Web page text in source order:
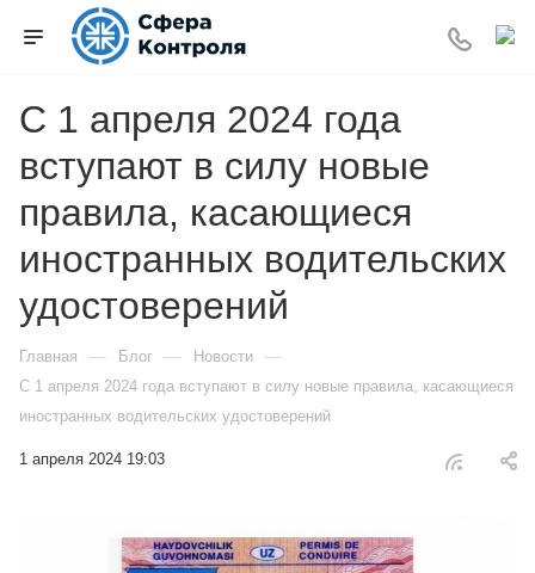
С 1 апреля 2024 года
вступают в силу новые
правила, касающиеся
иностранных водительских
удостоверений
Главная — Блог — Новости —
С 1 апреля 2024 года вступают в силу новые правила, касающиеся
иностранных водительских удостоверений
1 апреля 2024 19:03